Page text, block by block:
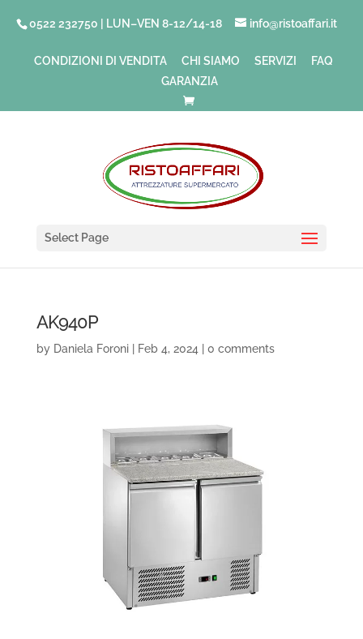
0522 232750 | LUN–VEN 8-12/14-18 info@ristoaffari.it
CONDIZIONI DI VENDITA CHI SIAMO SERVIZI
FAQ
GARANZIA
Select Page
AK940P
by Daniela Foroni| Feb 4, 2024 0 comments